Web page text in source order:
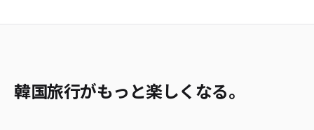
韓国旅行がもっと楽しくなる。